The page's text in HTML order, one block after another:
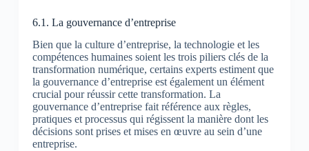
6.1. La gouvernance d’entreprise
Bien que la culture d’entreprise, la technologie et les
compétences humaines soient les trois piliers clés de la
transformation numérique, certains experts estiment que
la gouvernance d’entreprise est également un élément
crucial pour réussir cette transformation. La
gouvernance d’entreprise fait référence aux règles,
pratiques et processus qui régissent la manière dont les
décisions sont prises et mises en œuvre au sein d’une
entreprise.